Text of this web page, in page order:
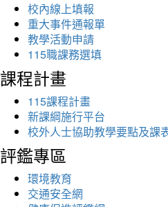
校內線上填報
重大事件通報單
教學活動申請
115職課務選填
課程計畫
115課程計畫
新課綱施行平台
校外人士協助教學要點及課
評鑑專區
環境教育
交通安全網